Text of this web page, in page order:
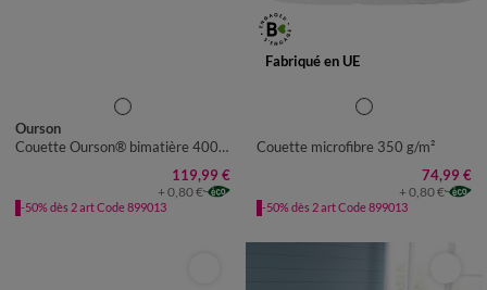
Ourson
Couette Ourson® bimatière 400g/m2 antacariens G-First®
119,99 €
+ 0,80 €
-50% dès 2 art Code 899013
Fabriqué en UE
Couette microfibre 350 g/m²
74,99 €
+ 0,80 €
-50% dès 2 art Code 899013